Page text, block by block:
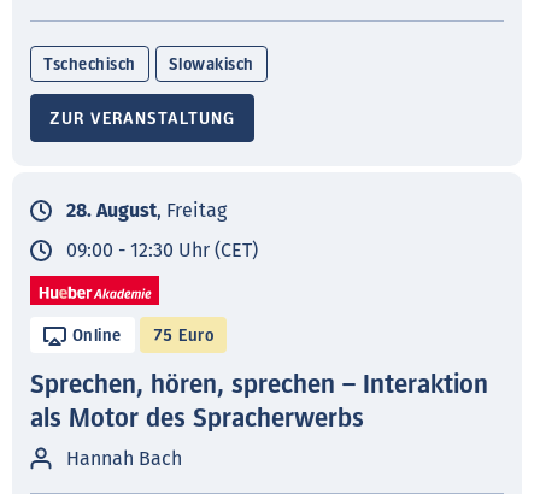
Tschechisch Slowakisch
ZUR VERANSTALTUNG
28. August, Freitag
09:00 - 12:30 Uhr (CET)
Online 75 Euro
Sprechen, hören, sprechen – Interaktion
als Motor des Spracherwerbs
Hannah Bach